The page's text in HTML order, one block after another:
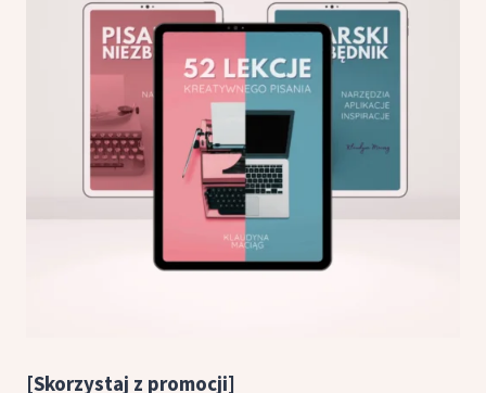
[Skorzystaj z promocji]